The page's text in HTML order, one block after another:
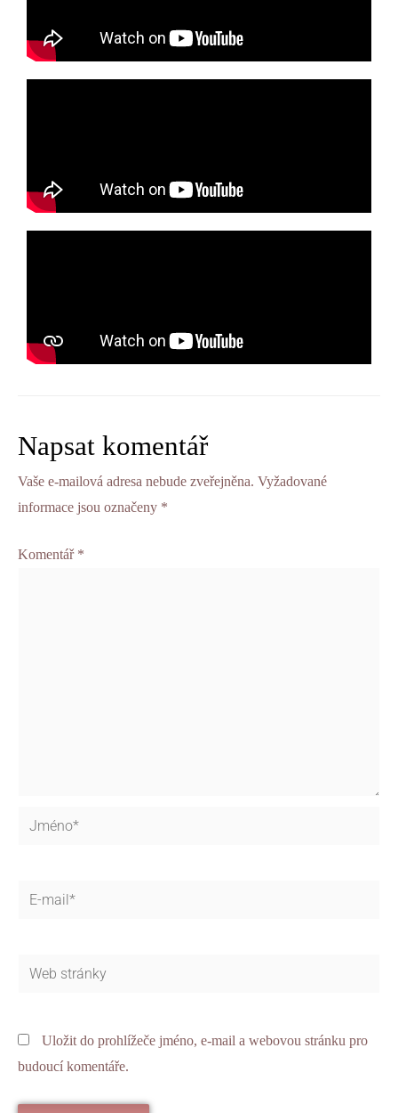
Napsat komentář
Vaše e-mailová adresa nebude zveřejněna. Vyžadované
informace jsou označeny *
Komentář *
Jméno*
Web
Uložit do prohlížeče jméno, e-mail a webovou stránku pro
budoucí komentáře.